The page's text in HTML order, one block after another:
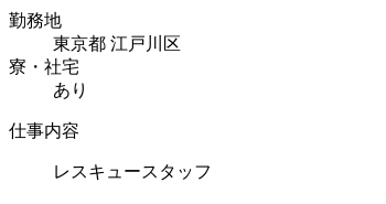
勤務地
東京都 江戸川区
寮・社宅
あり
仕事内容
レスキュースタッフ